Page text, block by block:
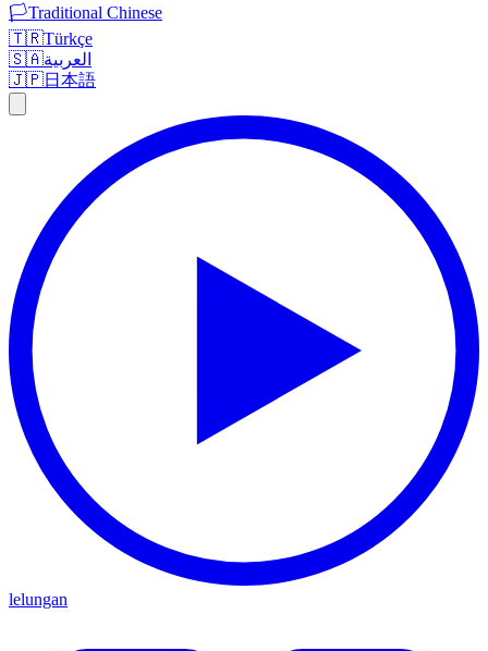
🏳️Traditional Chinese
🇹🇷Türkçe
🇸🇦العربية
🇯🇵日本語
lelungan